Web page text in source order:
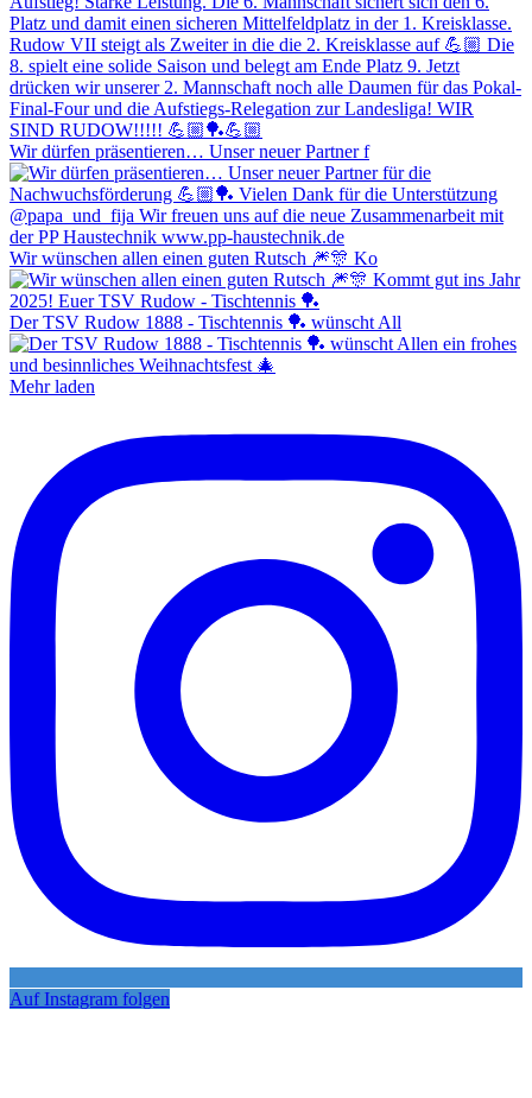
Wir dürfen präsentieren… Unser neuer Partner f
Wir wünschen allen einen guten Rutsch 🎆🎊 Ko
Der TSV Rudow 1888 - Tischtennis 🏓 wünscht All
Mehr laden
Auf Instagram folgen